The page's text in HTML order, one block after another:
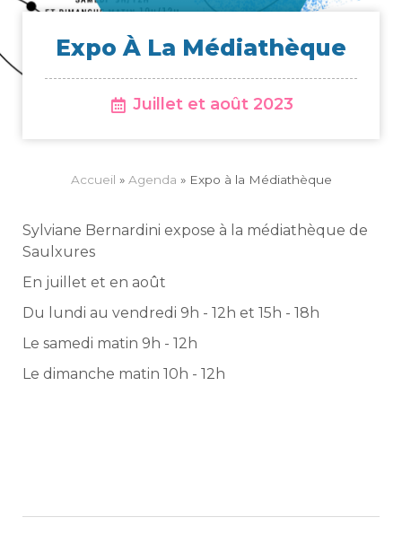
Expo À La Médiathèque
Juillet et août 2023
Accueil » Agenda » Expo à la Médiathèque
Sylviane Bernardini expose à la médiathèque de
Saulxures
En juillet et en août
Du lundi au vendredi 9h - 12h et 15h - 18h
Le samedi matin 9h - 12h
Le dimanche matin 10h - 12h